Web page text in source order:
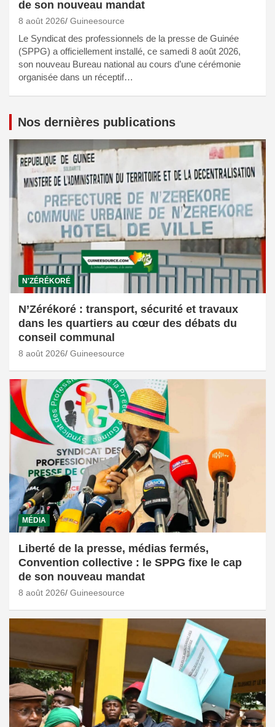
de son nouveau mandat
8 août 2026 Guineesource
Le Syndicat des professionnels de la presse de Guinée
(SPPG) a officiellement installé, ce samedi 8 août 2026,
son nouveau Bureau national au cours d’une cérémonie
organisée dans un réceptif…
Nos dernières publications
N'ZÉRÉKORÉ
N’Zérékoré : transport, sécurité et travaux
dans les quartiers au cœur des débats du
conseil communal
8 août 2026 Guineesource
MÉDIA
Liberté de la presse, médias fermés,
Convention collective : le SPPG fixe le cap
de son nouveau mandat
8 août 2026 Guineesource